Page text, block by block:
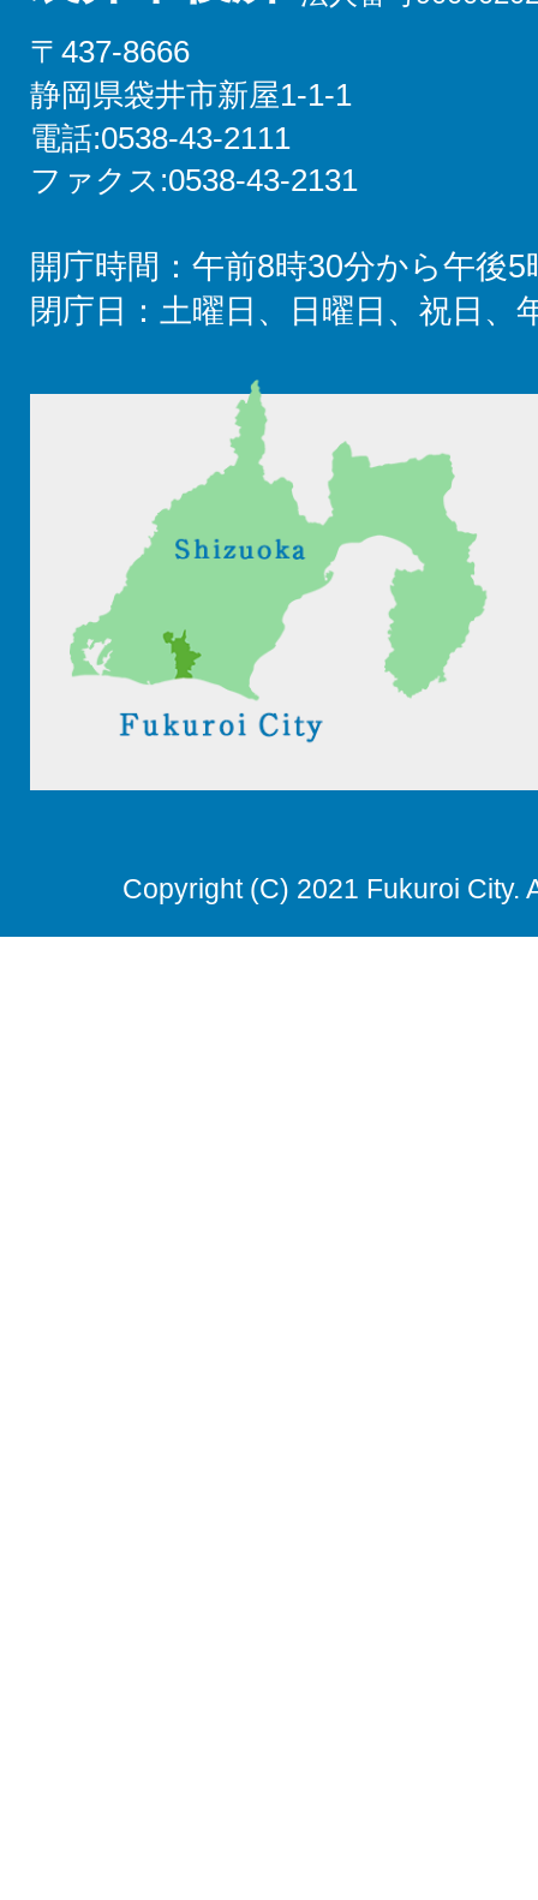
〒437-8666
静岡県袋井市新屋1-1-1
電話:0538-43-2111
ファクス:0538-43-2131
開庁時間：午前8時30分から午後5
閉庁日：土曜日、日曜日、祝日、
Copyright (C) 2021 Fukuroi City.